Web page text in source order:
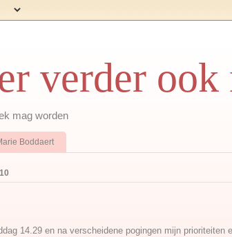
verder ook
mag worden
Boddaert
14.29 en na verscheidene pogingen mijn prioriteiten